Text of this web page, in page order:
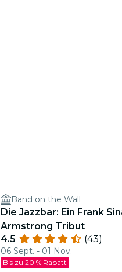
Band on the Wall
Die Jazzbar: Ein Frank
Armstrong Tribut
4.5
(43)
06 Sept. - 01 Nov.
Bis zu 20 % Rabatt